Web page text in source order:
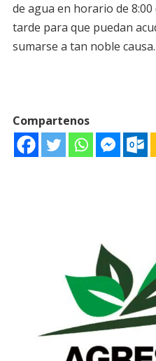
de agua en horario de 8:00
tarde para que puedan
sumarse a tan noble causa.
Compartenos